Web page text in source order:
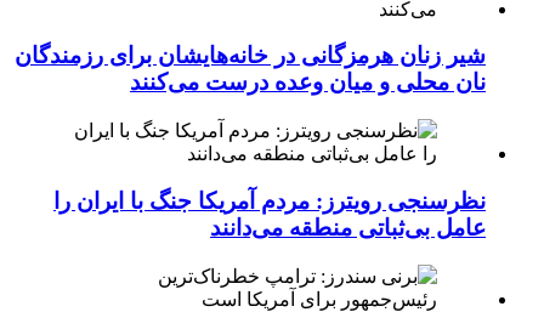
شیر زنان هرمزگانی در خانه‌هایشان برای رزمندگان
نان محلی و میان وعده درست می‌کنند
نظرسنجی رویترز: مردم آمریکا جنگ با ایران را
عامل بی‌ثباتی منطقه می‌دانند